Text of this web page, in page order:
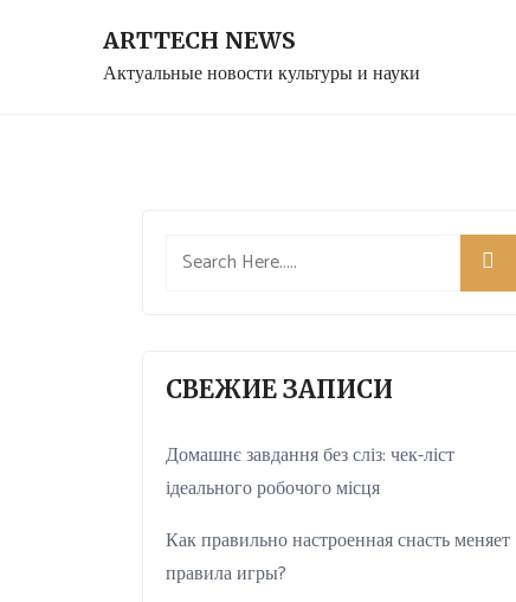
ARTTECH NEWS
Актуальные новости культуры и науки
СВЕЖИЕ ЗАПИСИ
Домашнє завдання без сліз: чек-ліст
ідеального робочого місця
Как правильно настроенная снасть меняет
правила игры?